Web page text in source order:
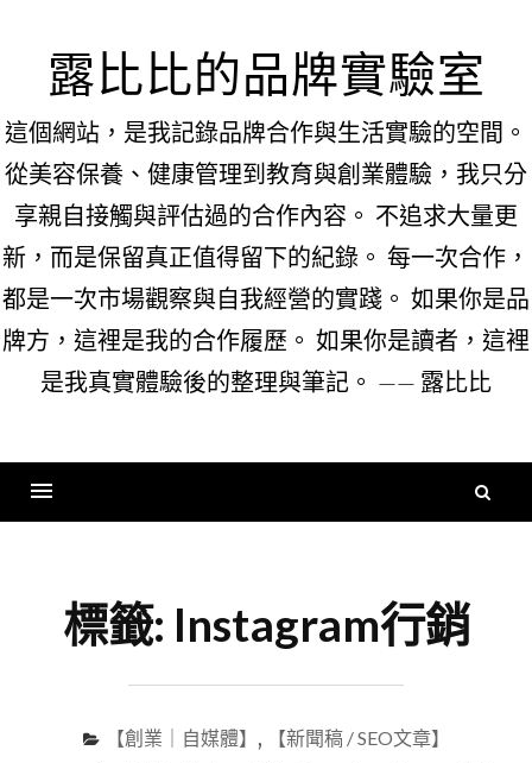
content露比比的品牌實驗室
這個網站，是我記錄品牌合作與生活實驗的空間。
從美容保養、健康管理到教育與創業體驗，我只分
享親自接觸與評估過的合作內容。 不追求大量更
新，而是保留真正值得留下的紀錄。 每一次合作，
都是一次市場觀察與自我經營的實踐。 如果你是品
牌方，這裡是我的合作履歷。 如果你是讀者，這裡
是我真實體驗後的整理與筆記。 —— 露比比
標籤: Instagram行銷
【創業｜自媒體】 , 【新聞稿 / SEO文章】